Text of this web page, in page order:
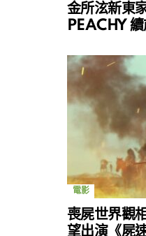
金所泫新東
PEACHY
電影
喪屍世界觀
望出演《屍